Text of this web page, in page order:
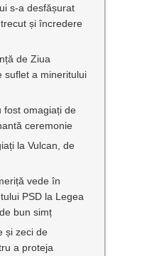
s-a desfășurat
și încredere
de Ziua
suflet a mineritului
fost omagiați de
ceremonie
la Vulcan, de
vede în
PSD la Legea
bun simț
și zeci de
a proteja